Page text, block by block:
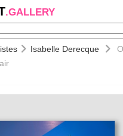
.GALLERY
Isabelle Derecque